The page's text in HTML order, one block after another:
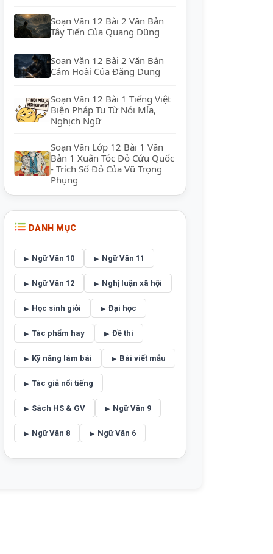
Soạn Văn 12 Bài 2 Văn Bản
Tây Tiến Của Quang Dũng
Soạn Văn 12 Bài 2 Văn Bản
Cảm Hoài Của Đặng Dung
Soạn Văn 12 Bài 1 Tiếng Việt
Biện Pháp Tu Từ Nói Mỉa,
Nghịch Ngữ
Soạn Văn Lớp 12 Bài 1 Văn
Bản 1 Xuân Tóc Đỏ Cứu Quốc
- Trích Số Đỏ Của Vũ Trọng
Phụng
DANH MỤC
Ngữ Văn 10 Ngữ Văn 11
Ngữ Văn 12 Nghị luận xã hội
Học sinh giỏi Đại học
Tác phẩm hay Đề thi
Kỹ năng làm bài Bài viết mẫu
Tác giả nổi tiếng
Sách HS & GV Ngữ Văn 9
Ngữ Văn 8 Ngữ Văn 6